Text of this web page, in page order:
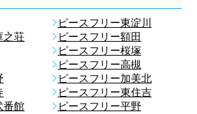
ピースフリー東淀川
之荘
ピースフリー額田
ピースフリー桜塚
ピースフリー高槻
ピースフリー加美北
ピースフリー東住吉
番館
ピースフリー平野